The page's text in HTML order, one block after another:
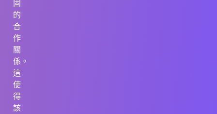
固
的
合
作
關
係。
這
使
得
該